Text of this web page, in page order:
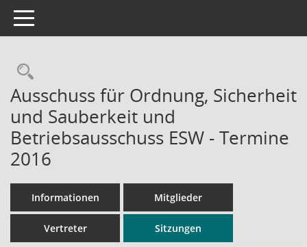
Toggle navigation
Rechercheauswahl
Ausschuss für Ordnung, Sicherheit
und Sauberkeit und
Betriebsausschuss ESW - Termine
2016
Informationen Mitglieder
Vertreter Sitzungen